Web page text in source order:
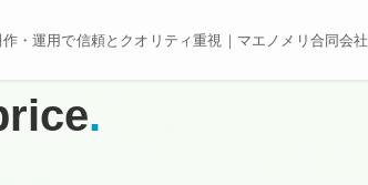
・運用で信頼とクオリティ重視｜マエノメリ合同会社
.